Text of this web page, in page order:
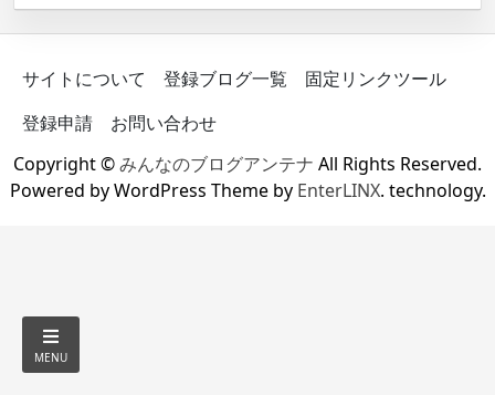
サイトについて 登録ブログ一覧
固定リンクツール
登録申請
お問い合わせ
Copyright ©みんなのブログアンテナ All Rights Reserved.
Powered by WordPress Theme by EnterLINX. technology.
MENU